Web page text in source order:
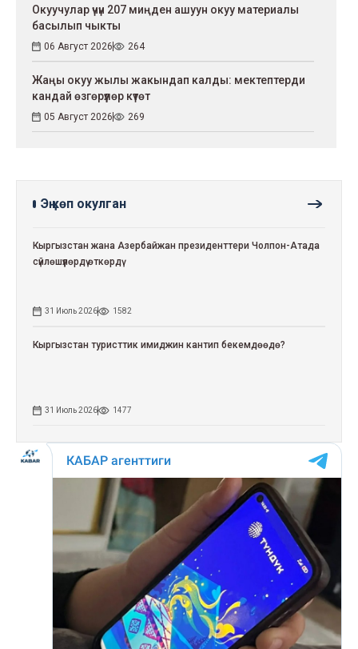
Окуучулар үчүн 207 миңден ашуун окуу материалы
басылып чыкты
06 Август 2026 264
Жаңы окуу жылы жакындап калды: мектептерди
кандай өзгөрүүлөр күтөт
05 Август 2026 269
Эң көп окулган
Кыргызстан жана Азербайжан президенттери Чолпон-Атада
сүйлөшүүлөрдү өткөрдү
31 Июль 2026 1582
Кыргызстан туристтик имиджин кантип бекемдөөдө?
31 Июль 2026 1477